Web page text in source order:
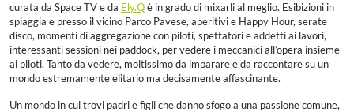
curata da Space TV e da Ely.Q è in grado di mixarli al meglio. Esibizioni in
spiaggia e presso il vicino Parco Pavese, aperitivi e Happy Hour, serate
disco, momenti di aggregazione con piloti, spettatori e addetti ai lavori,
interessanti sessioni nei paddock, per vedere i meccanici all’opera insieme
ai piloti. Tanto da vedere, moltissimo da imparare e da raccontare su un
mondo estremamente elitario ma decisamente affascinante.
Un mondo in cui trovi padri e figli che danno sfogo a una passione comune,